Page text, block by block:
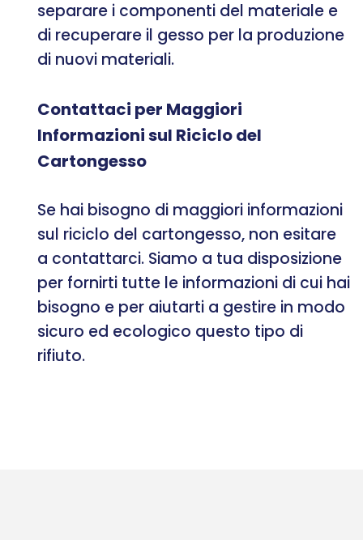
separare i componenti del materiale e
di recuperare il gesso per la produzione
di nuovi materiali.
Contattaci per Maggiori
Informazioni sul Riciclo del
Cartongesso
Se hai bisogno di maggiori informazioni
sul riciclo del cartongesso, non esitare
a contattarci. Siamo a tua disposizione
per fornirti tutte le informazioni di cui hai
bisogno e per aiutarti a gestire in modo
sicuro ed ecologico questo tipo di
rifiuto.